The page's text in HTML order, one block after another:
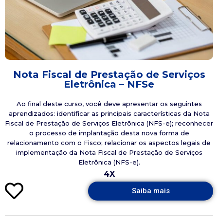
Nota Fiscal de Prestação de Serviços
Eletrônica – NFSe
Ao final deste curso, você deve apresentar os seguintes
aprendizados: identificar as principais características da Nota
Fiscal de Prestação de Serviços Eletrônica (NFS-e); reconhecer
o processo de implantação desta nova forma de
relacionamento com o Fisco; relacionar os aspectos legais de
implementação da Nota Fiscal de Prestação de Serviços
Eletrônica (NFS-e).
4X
Saiba mais